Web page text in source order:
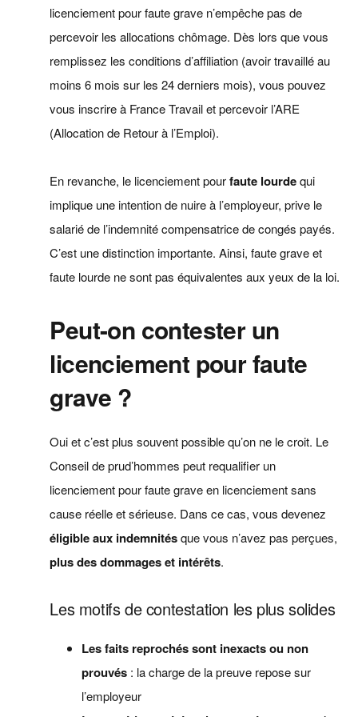
licenciement pour faute grave n’empêche pas de
percevoir les allocations chômage. Dès lors que vous
remplissez les conditions d’affiliation (avoir travaillé au
moins 6 mois sur les 24 derniers mois), vous pouvez
vous inscrire à France Travail et percevoir l’ARE
(Allocation de Retour à l’Emploi).
En revanche, le licenciement pourfaute lourdequi
implique une intention de nuire à l’employeur, prive le
salarié de l’indemnité compensatrice de congés payés.
C’est une distinction importante. Ainsi, faute grave et
faute lourde ne sont pas équivalentes aux yeux de la loi.
Peut-on contester un
licenciement pour faute
grave ?
Oui et c’est plus souvent possible qu’on ne le croit. Le
Conseil de prud’hommes peut requalifier un
licenciement pour faute grave en licenciement sans
cause réelle et sérieuse. Dans ce cas, vous devenez
éligible aux indemnitésque vous n’avez pas perçues,
plus des dommages et intérêts.
Les motifs de contestation les plus solides
Les faits reprochés sont inexacts ou non
prouvés : la charge de la preuve repose sur
l’employeur